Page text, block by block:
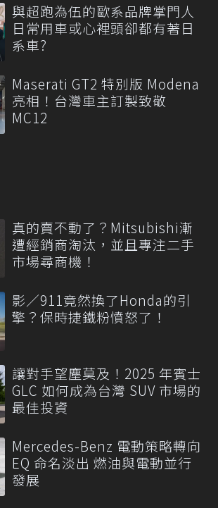
與超跑為伍的歐系品牌掌門人
日常用車或心裡頭卻都有著日
系車?
Maserati GT2 特別版 Modena
亮相！台灣車主訂製致敬
MC12
真的賣不動了？Mitsubishi漸
遭經銷商淘汰，並且專注二手
市場尋商機！
影／911竟然換了Honda的引
擎？保時捷鐵粉憤怒了！
讓對手望塵莫及！2025 年賓士
GLC 如何成為台灣 SUV 市場的
最佳投資
Mercedes-Benz 電動策略轉向
EQ 命名淡出 燃油與電動並行
發展